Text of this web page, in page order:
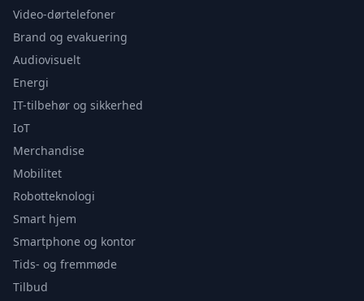
Video-dørtelefoner
Brand og evakuering
Audiovisuelt
Energi
IT-tilbehør og sikkerhed
IoT
Merchandise
Mobilitet
Robotteknologi
Smart hjem
Smartphone og kontor
Tids- og fremmøde
Tilbud